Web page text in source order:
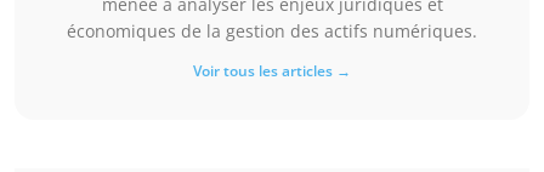
menée à analyser les enjeux juridiques et
économiques de la gestion des actifs numériques.
Voir tous les articles →